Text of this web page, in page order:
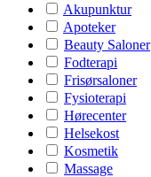
Akupunktur
Apoteker
Beauty Saloner
Fodterapi
Frisørsaloner
Fysioterapi
Hørecenter
Helsekost
Kosmetik
Massage